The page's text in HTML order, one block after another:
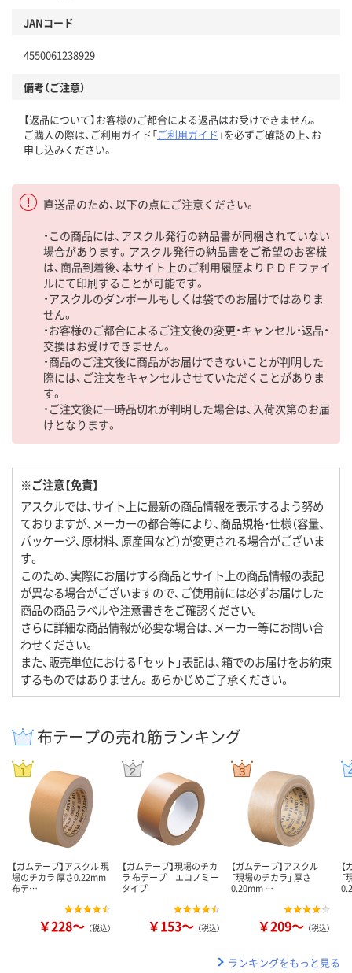
JANコード
4550061238929
備考（ご注意）
【返品について】お客様のご都合による返品はお受けできません。
ご購入の際は、ご利用ガイド「ご利用ガイド 」を必ずご確認の上、お
申し込みください。
直送品のため、以下の点にご注意ください。
・この商品には、アスクル発行の納品書が同梱されていない
場合があります。アスクル発行の納品書をご希望のお客様
は、商品到着後、本サイト上のご利用履歴よりＰＤＦファイ
ルにて印刷することが可能です。
・アスクルのダンボールもしくは袋でのお届けではありま
せん。
・お客様のご都合によるご注文後の変更・キャンセル・返品・
交換はお受けできません。
・商品のご注文後に商品がお届けできないことが判明した
際には、ご注文をキャンセルさせていただくことがありま
す。
・ご注文後に一時品切れが判明した場合は、入荷次第のお届
けとなります。
※ご注意【免責】
アスクルでは、サイト上に最新の商品情報を表示するよう努め
ておりますが、メーカーの都合等により、商品規格・仕様（容量、
パッケージ、原材料、原産国など）が変更される場合がございま
す。
このため、実際にお届けする商品とサイト上の商品情報の表記
が異なる場合がございますので、ご使用前には必ずお届けした
商品の商品ラベルや注意書きをご確認ください。
さらに詳細な商品情報が必要な場合は、メーカー等にお問い合
わせください。
また、販売単位における「セット」表記は、箱でのお届けをお約束
するものではありません。あらかじめご了承ください。
布テープの売れ筋ランキング
【ガムテープ】アスクル 現
場のチカラ 厚さ0.22mm
布テ…
￥228～ （税込）
【ガムテープ】現場のチカ
ラ 布テープ エコノミー
タイプ
￥153～ （税込）
【ガムテープ】アスクル
「現場のチカラ」 厚さ
0.20mm …
￥209～ （税込）
ランキングをもっと見る